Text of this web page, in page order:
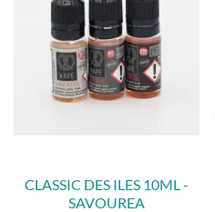
CLASSIC DES ILES 10ML -
SAVOUREA